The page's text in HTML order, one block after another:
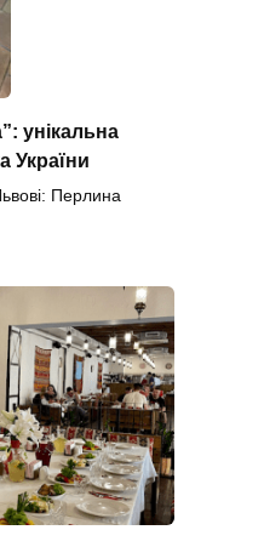
унікальна
України
Перлина